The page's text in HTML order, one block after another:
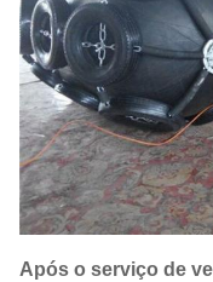
Após o serviço de